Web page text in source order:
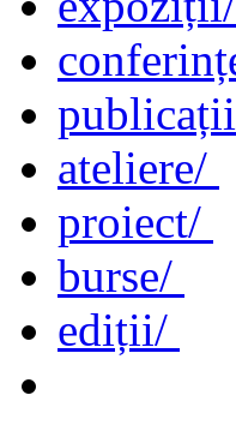
ateliere/
proiect/
burse/
ediții/